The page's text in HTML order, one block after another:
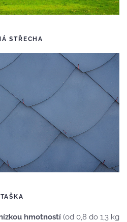
STŘECHA
hmotností (od 0,8 do 1,3 kg